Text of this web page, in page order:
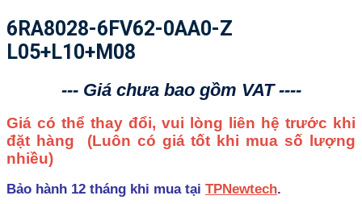
6RA8028-6FV62-0AA0-Z
L05+L10+M08
--- Giá chưa bao gồm VAT ----
Giá có thể thay đổi, vui lòng liên hệ trước khi
đặt hàng (Luôn có giá tốt khi mua số lượng
nhiều)
Bảo hành 12 tháng khi mua tại TPNewtech.